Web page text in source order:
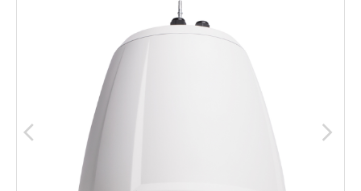
arrow_back_ios arrow_forward_ios